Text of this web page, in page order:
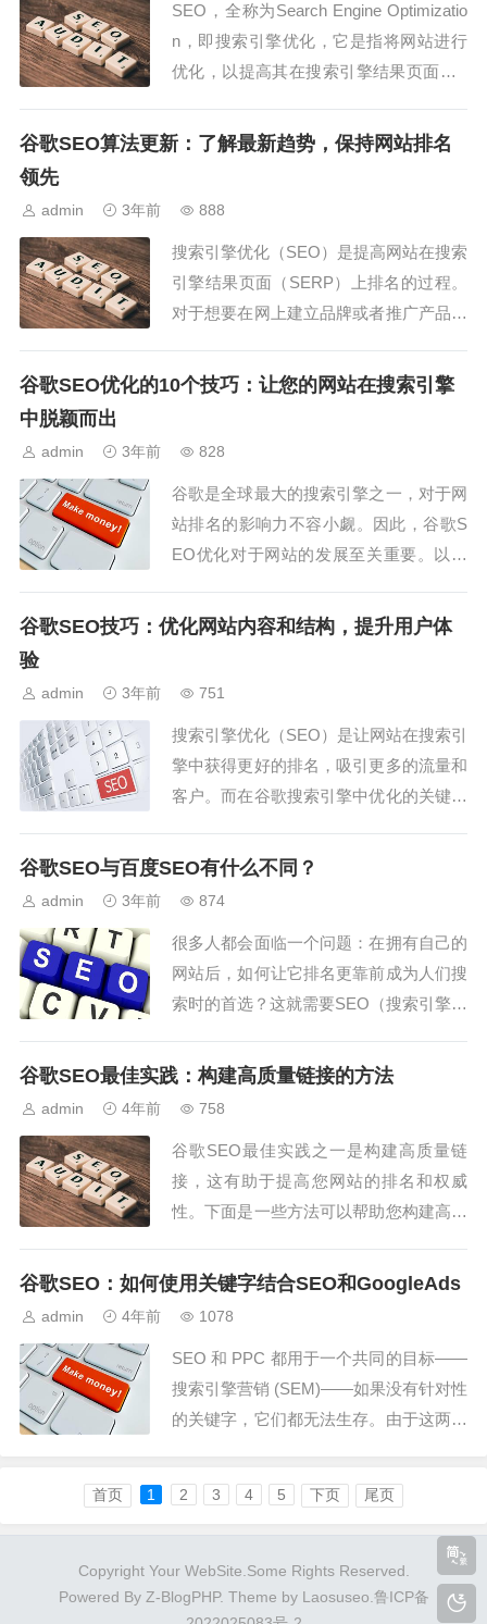
SEO，全称为Search Engine Optimizatio
n，即搜索引擎优化，它是指将网站进行
优化，以提高其在搜索引擎结果页面（S
的访问者。SEO的目的是将网站的可见性
谷歌SEO算法更新：了解最新趋势，保持网站排名
领先
admin 3年前 888
搜索引擎优化（SEO）是提高网站在搜索
引擎结果页面（SERP）上排名的过程。
对于想要在网上建立品牌或者推广产品的
在这个过程中，了解最新的谷歌SEO算法
谷歌SEO优化的10个技巧：让您的网站在搜索引擎
中脱颖而出
admin 3年前 828
谷歌是全球最大的搜索引擎之一，对于网
站排名的影响力不容小觑。因此，谷歌S
EO优化对于网站的发展至关重要。以下
的网站在搜索引擎中脱颖而出。 关键词
谷歌SEO技巧：优化网站内容和结构，提升用户体
验
admin 3年前 751
搜索引擎优化（SEO）是让网站在搜索引
擎中获得更好的排名，吸引更多的流量和
客户。而在谷歌搜索引擎中优化的关键是
面是一些优化网站内容和结构的技巧，以
谷歌SEO与百度SEO有什么不同？
admin 3年前 874
很多人都会面临一个问题：在拥有自己的
网站后，如何让它排名更靠前成为人们搜
索时的首选？这就需要SEO（搜索引擎优
过程中，一些人可能会忽略一个问题：不
有针对性地对每个搜索引擎进行调整。本
篇文...
谷歌SEO最佳实践：构建高质量链接的方法
admin 4年前 758
谷歌SEO最佳实践之一是构建高质量链
接，这有助于提高您网站的排名和权威
性。下面是一些方法可以帮助您构建高质
趣的内容是吸引其他网站链接到您的网站
谷歌SEO：如何使用关键字结合SEO和GoogleAds​
admin 4年前 1078
SEO 和 PPC 都用于一个共同的目标——
搜索引擎营销 (SEM)——如果没有针对性
的关键字，它们都无法生存。由于这两种
此您可以：创建一个超越竞争对手并使用
优化预算的自然和付费策略。最大化可用
于 SEO 和 PPC 的高效内容制作。通过
对自然和付费进行排名来扩大...
首页 1 2 3 4 5 下页 尾页
Copyright Your WebSite.Some Rights Reserved.
Powered By Z-BlogPHP. Theme by Laosuseo 鲁ICP备